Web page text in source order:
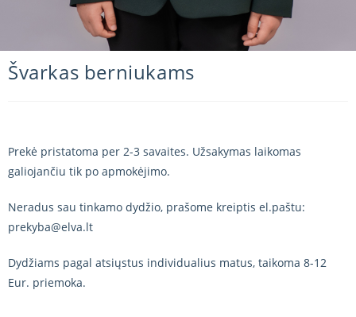
Švarkas berniukams
Prekė pristatoma per 2-3 savaites. Užsakymas laikomas
galiojančiu tik po apmokėjimo.
Neradus sau tinkamo dydžio, prašome kreiptis el.paštu:
prekyba@elva.lt
Dydžiams pagal atsiųstus individualius matus, taikoma 8-12
Eur. priemoka.